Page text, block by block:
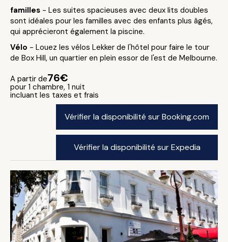
familles - Les suites spacieuses avec deux lits doubles
sont idéales pour les familles avec des enfants plus âgés,
qui apprécieront également la piscine.
Vélo - Louez les vélos Lekker de l'hôtel pour faire le tour
de Box Hill, un quartier en plein essor de l'est de Melbourne.
A partir de76€
pour 1 chambre, 1 nuit
incluant les taxes et frais
Vérifier la disponibilité sur Booking.com
Vérifier la disponibilité sur Expedia